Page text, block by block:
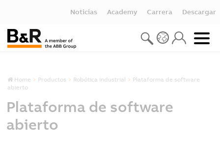
Noticias Academy Carrera Descargar
Home Productos Robótica industrial
Plataforma de software
abierto
Plataforma de software
abierto